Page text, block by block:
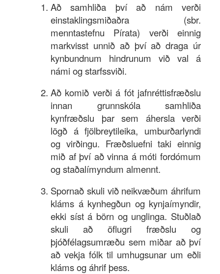
Að samhliða því að nám verði
einstaklingsmiðaðra (sbr.
menntastefnu Pírata) verði einnig
markvisst unnið að því að draga úr
kynbundnum hindrunum við val á
námi og starfssviði.
Að komið verði á fót jafnréttisfræðslu
innan grunnskóla samhliða
kynfræðslu þar sem áhersla verði
lögð á fjölbreytileika, umburðarlyndi
og virðingu. Fræðsluefni taki einnig
mið af því að vinna á móti fordómum
og staðalímyndum almennt.
Spornað skuli við neikvæðum áhrifum
kláms á kynhegðun og kynjaímyndir,
ekki síst á börn og unglinga. Stuðlað
skuli að öflugri fræðslu og
þjóðfélagsumræðu sem miðar að því
að vekja fólk til umhugsunar um eðli
kláms og áhrif þess.